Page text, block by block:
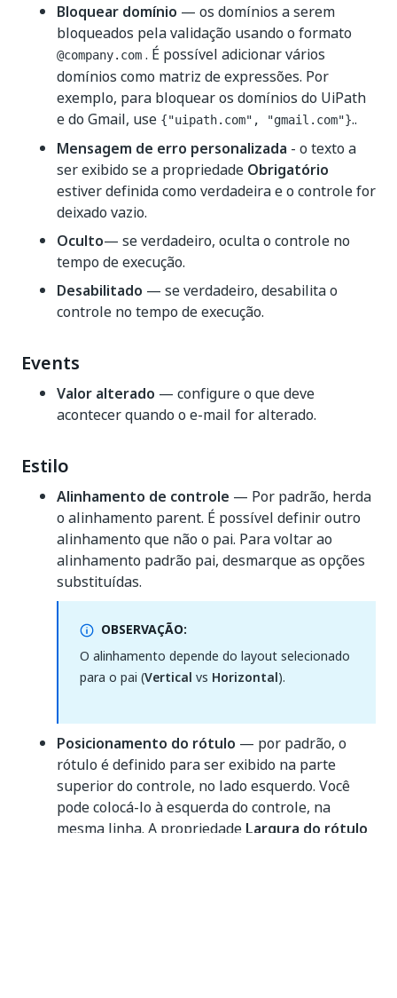
Bloquear domínio — os domínios a serem
bloqueados pela validação usando o formato
@company.com . É possível adicionar vários
domínios como matriz de expressões. Por
exemplo, para bloquear os domínios do UiPath
e do Gmail, use {"uipath.com", "gmail.com"}..
Mensagem de erro personalizada - o texto a
ser exibido se a propriedade Obrigatório
estiver definida como verdadeira e o controle for
deixado vazio.
Oculto— se verdadeiro, oculta o controle no
tempo de execução.
Desabilitado — se verdadeiro, desabilita o
controle no tempo de execução.
Events
Valor alterado — configure o que deve
acontecer quando o e-mail for alterado.
Estilo
Alinhamento de controle — Por padrão, herda
o alinhamento parent. É possível definir outro
alinhamento que não o pai. Para voltar ao
alinhamento padrão pai, desmarque as opções
substituídas.
OBSERVAÇÃO:
O alinhamento depende do layout selecionado
para o pai (Vertical vs Horizontal).
Posicionamento do rótulo — por padrão, o
rótulo é definido para ser exibido na parte
superior do controle, no lado esquerdo. Você
pode colocá-lo à esquerda do controle, na
mesma linha. A propriedade Largura do rótulo